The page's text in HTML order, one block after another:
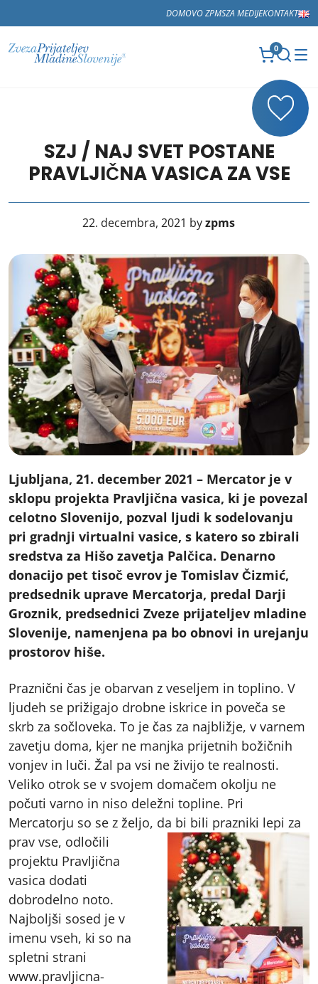
DOMOVO ZPMSZA MEDIJEKONTAKT
0
SZJ / NAJ SVET POSTANE
PRAVLJIČNA VASICA ZA VSE
22. decembra, 2021 byzpms
Ljubljana, 21. december 2021 – Mercator je v
sklopu projekta Pravljična vasica, ki je povezal
celotno Slovenijo, pozval ljudi k sodelovanju
pri gradnji virtualni vasice, s katero so zbirali
sredstva za Hišo zavetja Palčica. Denarno
donacijo pet tisoč evrov je Tomislav Čizmić,
predsednik uprave Mercatorja, predal Darji
Groznik, predsednici Zveze prijateljev mladine
Slovenije, namenjena pa bo obnovi in urejanju
prostorov hiše.
Praznični čas je obarvan z veseljem in toplino. V
ljudeh se prižigajo drobne iskrice in poveča se
skrb za sočloveka. To je čas za najbližje, v varnem
zavetju doma, kjer ne manjka prijetnih božičnih
vonjev in luči. Žal pa vsi ne živijo te realnosti.
Veliko otrok se v svojem domačem okolju ne
počuti varno in niso deležni topline. Pri
Mercatorju so se z željo, da bi bili prazniki lepi za
prav vse, odločili
projektu Pravljična
vasica dodati
dobrodelno noto.
Najboljši sosed je v
imenu vseh, ki so na
spletni strani
www.pravljicna-